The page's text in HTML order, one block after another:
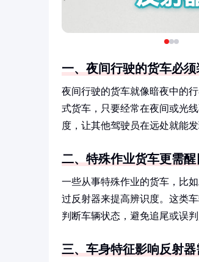
一、夜间行驶的货车必
夜间行驶的货车就像暗夜中的
式货车，只要经常在夜间或光
度，让其他驾驶员在远处就能发
二、特殊作业货车更需醒
一些从事特殊作业的货车，比
过反射器来提高辨识度。这类
判断车辆状态，避免追尾或误判
三、车身特征影响反射器